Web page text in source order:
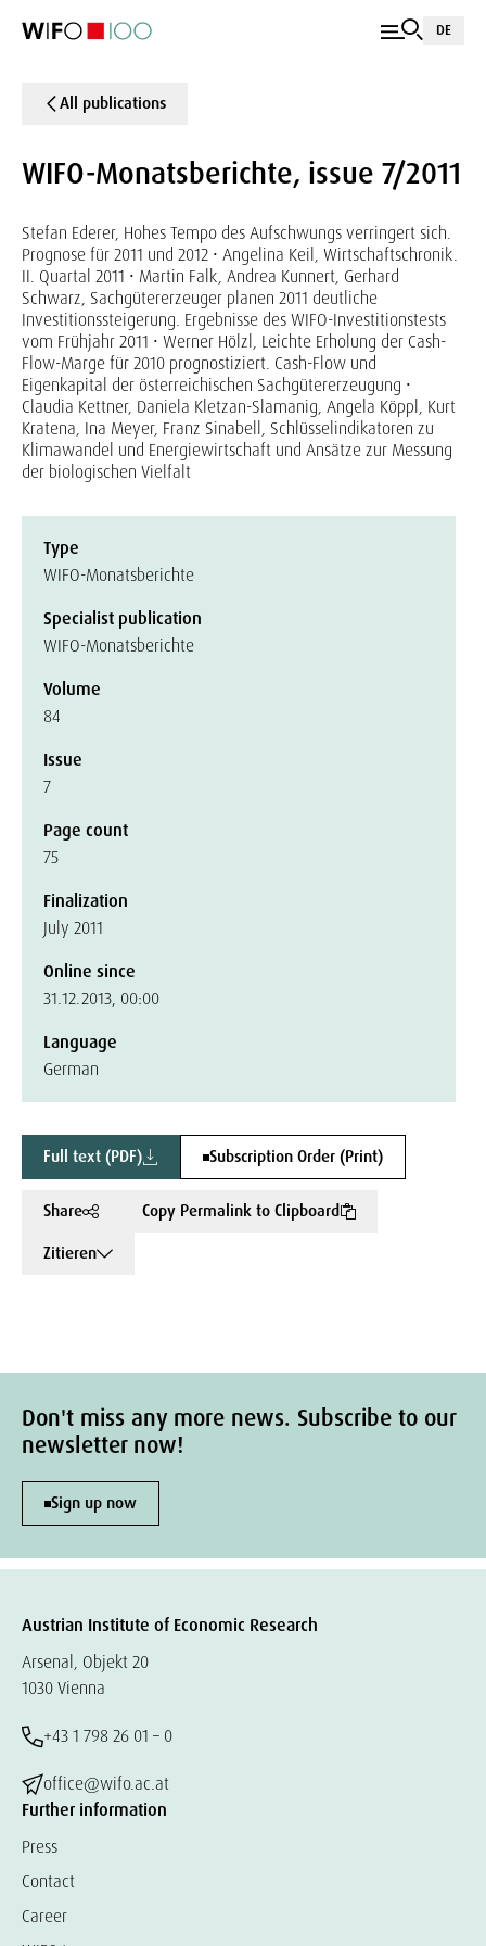
DE
All publications
WIFO-Monatsberichte, issue 7/2011
Stefan Ederer, Hohes Tempo des Aufschwungs verringert sich.
Prognose für 2011 und 2012 • Angelina Keil, Wirtschaftschronik.
II. Quartal 2011 • Martin Falk, Andrea Kunnert, Gerhard
Schwarz, Sachgütererzeuger planen 2011 deutliche
Investitionssteigerung. Ergebnisse des WIFO-Investitionstests
vom Frühjahr 2011 • Werner Hölzl, Leichte Erholung der Cash-
Flow-Marge für 2010 prognostiziert. Cash-Flow und
Eigenkapital der österreichischen Sachgütererzeugung •
Claudia Kettner, Daniela Kletzan-Slamanig, Angela Köppl, Kurt
Kratena, Ina Meyer, Franz Sinabell, Schlüsselindikatoren zu
Klimawandel und Energiewirtschaft und Ansätze zur Messung
der biologischen Vielfalt
Type
WIFO-Monatsberichte
Specialist publication
WIFO-Monatsberichte
Volume
84
Issue
7
Page count
75
Finalization
July 2011
Online since
31.12.2013, 00:00
Language
German
Full text (PDF) Subscription Order (Print)
Share
Copy Permalink to Clipboard
Zitieren
Don't miss any more news. Subscribe to our
newsletter now!
Sign up now
Austrian Institute of Economic Research
Arsenal, Objekt 20
1030 Vienna
+43 1 798 26 01 – 0
office@wifo.ac.at
Further information
Press
Contact
Career